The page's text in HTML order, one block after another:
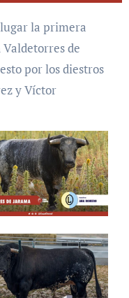
de
por los diestros
y Víctor